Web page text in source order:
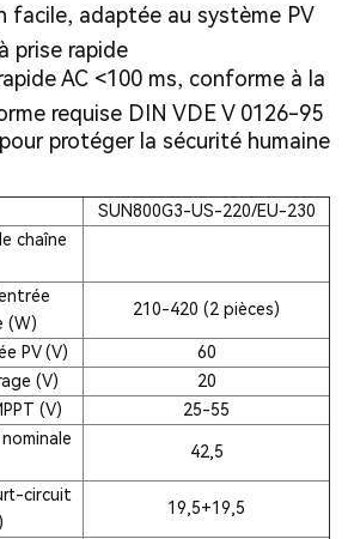
facile, adaptée au système PV
prise rapide
AC <100 ms, conforme à la
requise DIN VDE V 0126-95
protéger la sécurité humaine
SUN800G3-US-220/EU-230
chaîne
(W)
210-420 (2 pièces)
PV (V)
60
(V)
20
(V)
25-55
42,5
circuit
19,5+19,5